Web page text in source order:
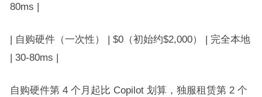
80ms |
| 自购硬件（一次性） | $0（初始约$2,000） | 完全本地
| 30-80ms |
自购硬件第 4 个月起比 Copilot 划算，独服租赁第 2 个